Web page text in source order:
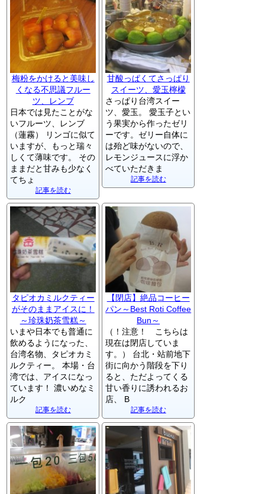
梅粉をかけると美味し
くなる不思議フルー
ツ、レンブ
日本では見たことがな
いフルーツ、レンブ
（蓮霧） リンゴに似て
いますが、もっと瑞々
しくて薄味です。 その
ままだと甘みも少なく
てちょ
記事を読む
甘酸っぱくてさっぱり
スイーツ、愛玉檸檬
さっぱり台湾スイー
ツ、愛玉。 愛玉子とい
う果実から作ったゼリ
ーです。ゼリー自体に
は殆ど味がないので、
レモンジュースに浮か
べていただきま
記事を読む
タピオカミルクティー
がそのままアイスに！
～珍珠奶茶雪糕～
いまや日本でも普通に
飲めるようになった、
台湾名物、タピオカミ
ルクティー。 本場・台
湾では、アイスになっ
ています！ 濃いめなミ
ルク
記事を読む
【閉店】絶品コーヒー
パン～Best Roti Coffee
Bun～
（！注意！ こちらは
現在は閉店していま
す。） 台北・站前地下
街に向かう階段を下り
ると、ただよってくる
甘い香りに誘われるお
店、 B
記事を読む